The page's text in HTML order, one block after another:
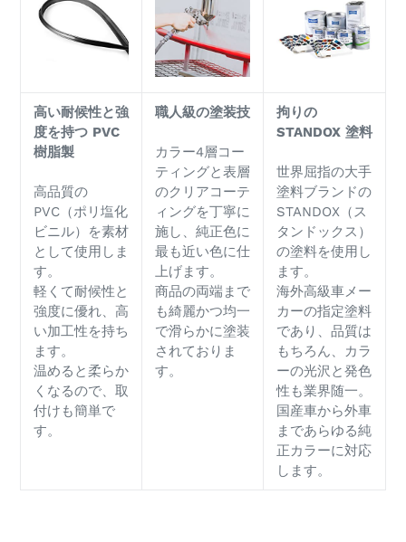
高い耐候性と強
度を持つ PVC
樹脂製
高品質の
PVC（ポリ塩化
ビニル）を素材
として使用しま
す。
軽くて耐候性と
強度に優れ、高
い加工性を持ち
ます。
温めると柔らか
くなるので、取
付けも簡単で
す。
職人級の塗装技
カラー4層コー
ティングと表層
のクリアコーテ
ィングを丁寧に
施し、純正色に
最も近い色に仕
上げます。
商品の両端まで
も綺麗かつ均一
で滑らかに塗装
されておりま
す。
拘りの
STANDOX 塗料
世界屈指の大手
塗料ブランドの
STANDOX（ス
タンドックス）
の塗料を使用し
ます。
海外高級車メー
カーの指定塗料
であり、品質は
もちろん、カラ
ーの光沢と発色
性も業界随一。
国産車から外車
まであらゆる純
正カラーに対応
します。